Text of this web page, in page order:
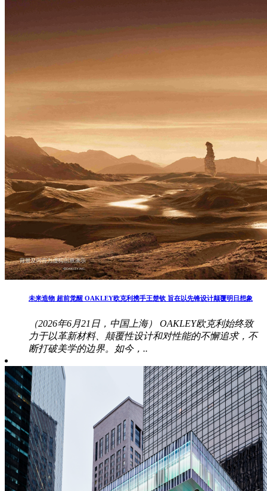
未来造物 超前觉醒 OAKLEY欧克利携手王楚钦 旨在以先锋设计颠覆明日想象
（2026年6月21日，中国上海） OAKLEY欧克利始终致
力于以革新材料、颠覆性设计和对性能的不懈追求，不
断打破美学的边界。如今，..